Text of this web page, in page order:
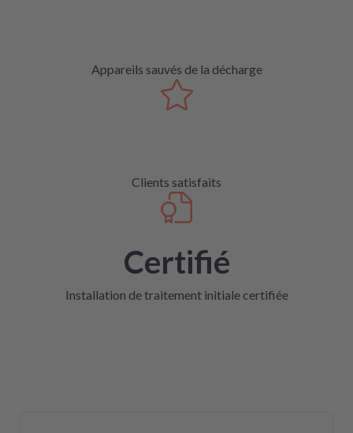
Appareils sauvés de la décharge
Clients satisfaits
Certifié
Installation de traitement initiale certifiée